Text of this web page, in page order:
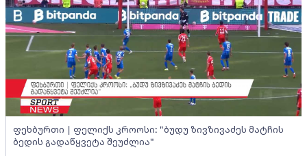
ფეხბურთი | ფელიქს კროოსი: "ბუდუ ზივზივაძეს მატჩის
ბედის გადაწყვეტა შეუძლია"